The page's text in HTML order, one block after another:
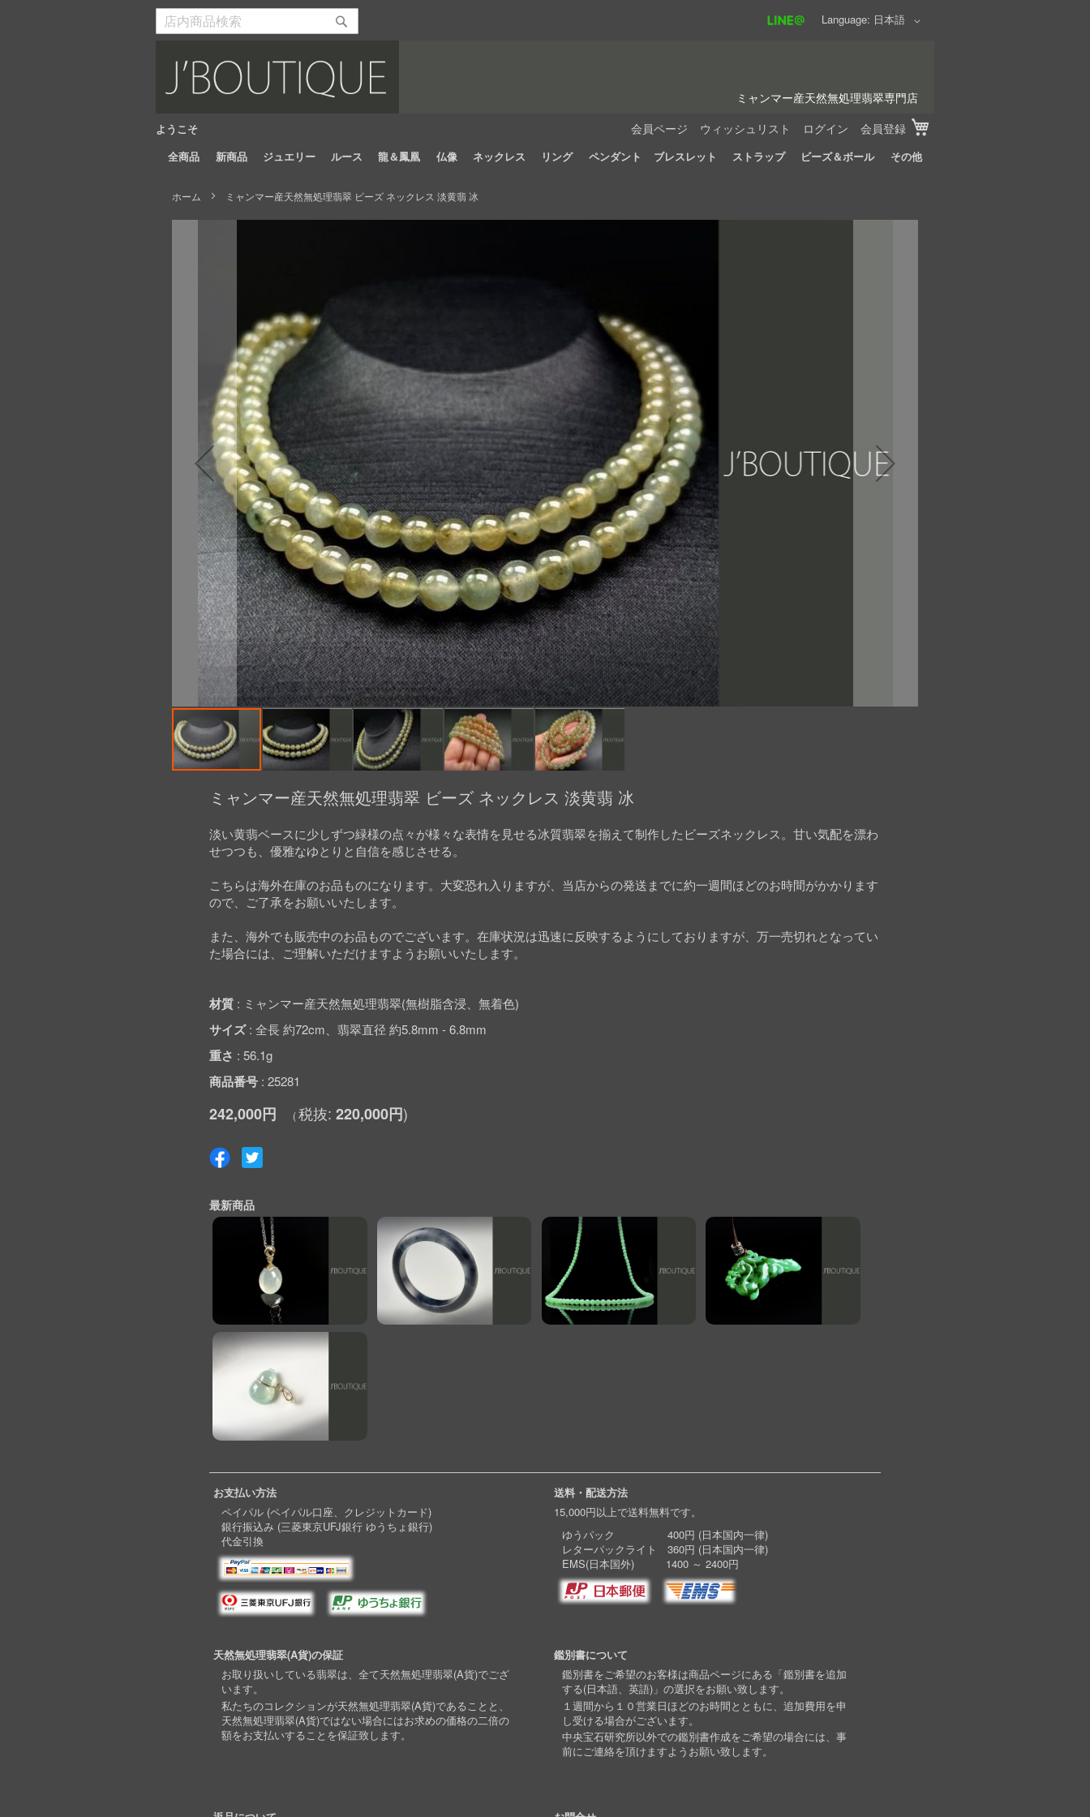
Language
日本語
会員ページ ウィッシュリスト ログイン 会員登録
Skip
ミャンマー産天然無処理翡翠専門店
ようこそ
検
検
始
全商品 新商品 ジュエリー ルース 龍＆鳳凰 仏像 ネックレス リング ペンダント ブレスレット ストラップ ビーズ＆ボール その他
ホーム ミャンマー産天然無処理翡翠 ビーズ ネックレス 淡黄翡 冰
ミャンマー産天然無処理翡翠 ビーズ ネックレス 淡黄翡 冰
淡い黄翡ベースに少しずつ緑様の点々が様々な表情を見せる冰質翡翠を揃えて制作したビーズネックレス。甘い気配を漂わ
せつつも、優雅なゆとりと自信を感じさせる。
こちらは海外在庫のお品ものになります。大変恐れ入りますが、当店からの発送までに約一週間ほどのお時間がかかります
ので、ご了承をお願いいたします。
また、海外でも販売中のお品ものでございます。在庫状況は迅速に反映するようにしておりますが、万一売切れとなってい
た場合には、ご理解いただけますようお願いいたします。
材質 ミャンマー産天然無処理翡翠(無樹脂含浸、無着色)
サイズ 全長 約72cm、翡翠直径 約5.8mm - 6.8mm
重さ 56.1g
商品番号 25281
242,000円 220,000円
最新商品
お支払い方法
ペイパル (ペイパル口座、クレジットカード)
銀行振込み (三菱東京UFJ銀行 ゆうちょ銀行)
代金引換
送料・配送方法
15,000円以上で送料無料です。
ゆうパック 400円 (日本国内一律)
レターパックライト 360円 (日本国内一律)
EMS(日本国外) 1400 ～ 2400円
天然無処理翡翠(A貨)の保証
お取り扱いしている翡翠は、全て天然無処理翡翠(A貨)でござ
います。
私たちのコレクションが天然無処理翡翠(A貨)であることと、
天然無処理翡翠(A貨)ではない場合にはお求めの価格の二倍の
額をお支払いすることを保証致します。
鑑別書について
鑑別書をご希望のお客様は商品ページにある「鑑別書を追加
する(日本語、英語)」の選択をお願い致します。
１週間から１０営業日ほどのお時間とともに、追加費用を申
し受ける場合がございます。
中央宝石研究所以外での鑑別書作成をご希望の場合には、事
前にご連絡を頂けますようお願い致します。